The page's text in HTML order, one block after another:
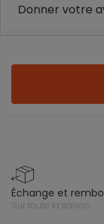
Donner votre
échange et
sur toute la saison